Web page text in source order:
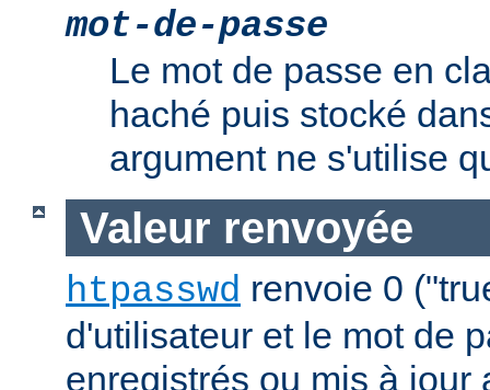
mot-de-passe
Le mot de passe en
haché puis stocké
argument ne s'utilise
Valeur renvoyée
htpasswd renvoie 0
d'utilisateur et le mot de
enregistrés ou mis à jour